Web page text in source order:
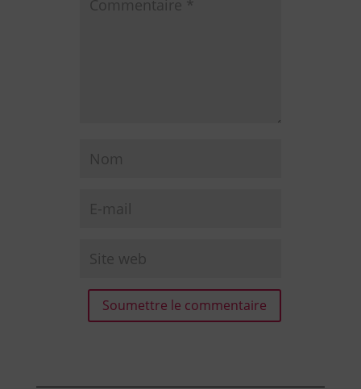
Soumettre le commentaire